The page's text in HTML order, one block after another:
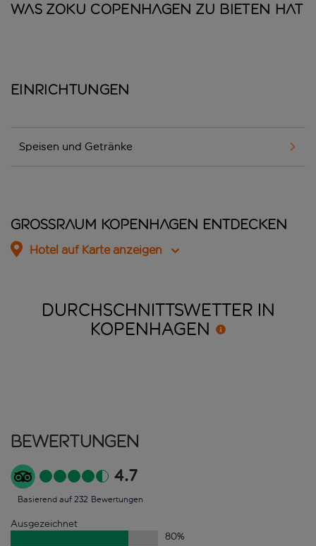
Was Zoku Copenhagen zu bieten hat
Einrichtungen
Speisen und Getränke
Grossraum Kopenhagen entdecken
Hotel auf Karte anzeigen
DURCHSCHNITTSWETTER IN
KOPENHAGEN
Bewertungen
4.7
Basierend auf 232 Bewertungen
Ausgezeichnet
80%